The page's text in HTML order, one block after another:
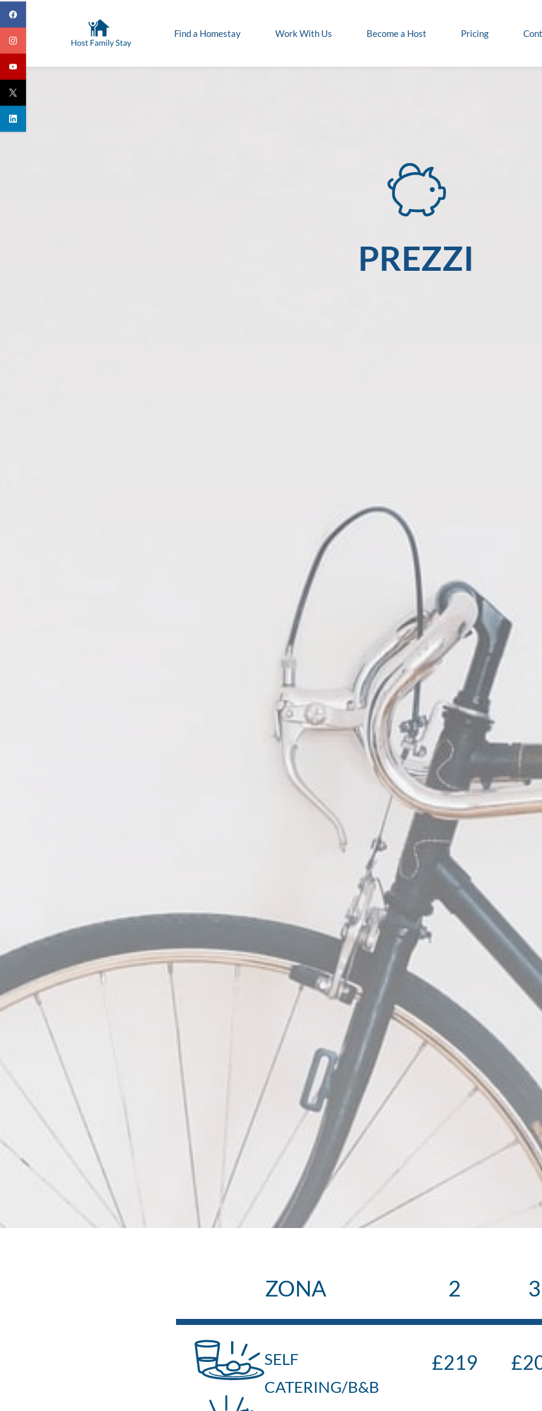
Skip
to
main
content
Find a Homestay Work With Us Become a Host Pricing
PREZZI
ZONA 2 3
SELF
CATERING/B&B
£219 £